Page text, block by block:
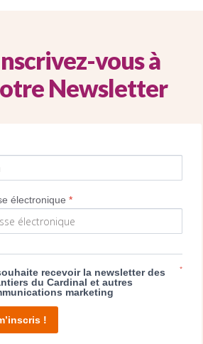
vous à
Newsletter
électronique*
recevoir la newsletter des
du Cardinal et autres
marketing
*
!